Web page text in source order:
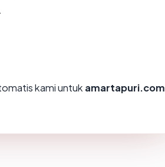
kami untuk amartapuri.com